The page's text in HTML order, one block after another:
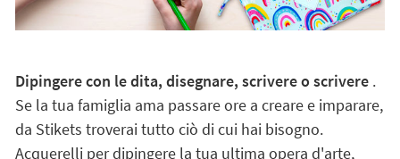
Dipingere con le dita, disegnare, scrivere o scrivere.
Se la tua famiglia ama passare ore a creare e imparare,
da Stikets troverai tutto ciò di cui hai bisogno.
Acquerelli per dipingere la tua ultima opera d'arte,